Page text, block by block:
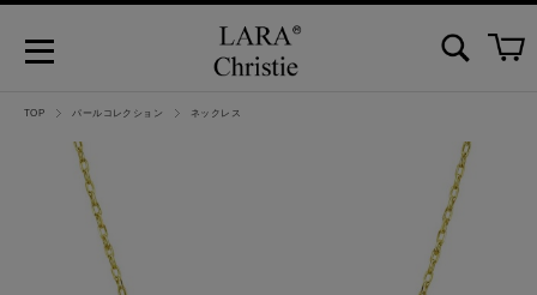
TOP パールコレクション ネックレス